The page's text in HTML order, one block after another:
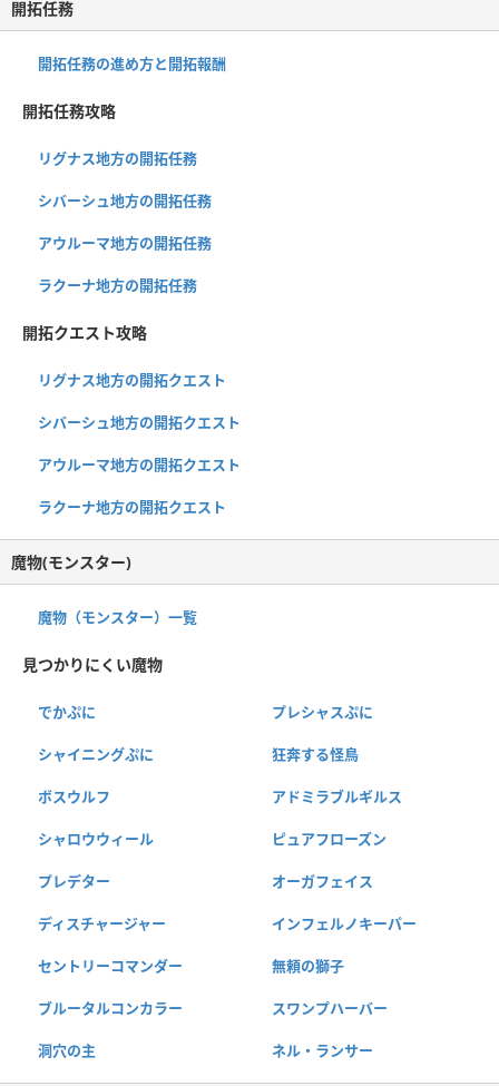
開拓任務
開拓任務の進め方と開拓報酬
開拓任務攻略
リグナス地方の開拓任務
シバーシュ地方の開拓任務
アウルーマ地方の開拓任務
ラクーナ地方の開拓任務
開拓クエスト攻略
リグナス地方の開拓クエスト
シバーシュ地方の開拓クエスト
アウルーマ地方の開拓クエスト
ラクーナ地方の開拓クエスト
魔物(モンスター)
魔物（モンスター）一覧
見つかりにくい魔物
でかぷに プレシャスぷに
シャイニングぷに 狂奔する怪鳥
ボスウルフ アドミラブルギルス
シャロウウィール ピュアフローズン
プレデター オーガフェイス
ディスチャージャー インフェルノキーパー
セントリーコマンダー 無頼の獅子
ブルータルコンカラー スワンプハーバー
洞穴の主 ネル・ランサー